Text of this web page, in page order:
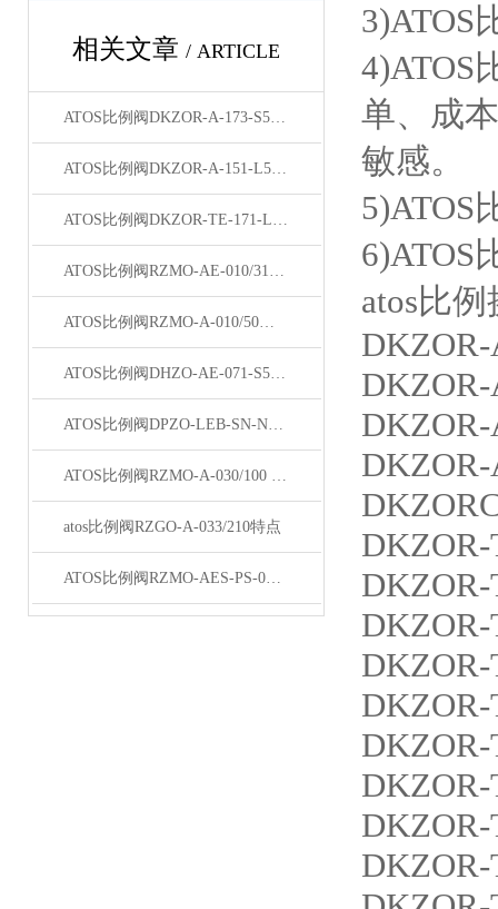
相关文章 / ARTICLE
ATOS比例阀DKZOR-A-173-S5结构说明
ATOS比例阀DKZOR-A-151-L5/BY/16 40库存
ATOS比例阀DKZOR-TE-171-L5型号齐全
ATOS比例阀RZMO-AE-010/315 10主要说明
ATOS比例阀RZMO-A-010/50特点
ATOS比例阀DHZO-AE-071-S5/I现货
ATOS比例阀DPZO-LEB-SN-NP-271-L5/I现货
ATOS比例阀RZMO-A-030/100 20天津总经销
atos比例阀RZGO-A-033/210特点
ATOS比例阀RZMO-AES-PS-030/315参数
3)ATOS
4)ATOS
单、成
敏感。
5)ATOS
6)ATOS
atos比
DKZOR-
DKZOR-
DKZOR-